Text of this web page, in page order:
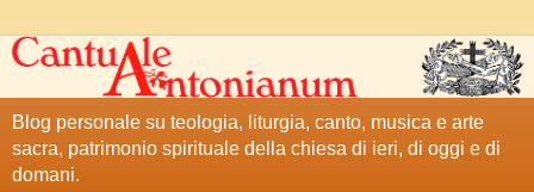
Blog personale su teologia, liturgia, canto, musica e arte
sacra, patrimonio spirituale della chiesa di ieri, di oggi e di
domani.